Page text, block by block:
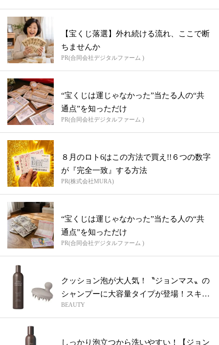
【宝くじ落選】外れ続ける流れ、ここで断
ちませんか
PR(合同会社デジタルファーム )
“宝くじは運じゃなかった”当たる人の“共
通点”を知っただけ
PR(合同会社デジタルファーム )
８月のロト6はこの方法で買え!!６つの数字
が『完全一致』する方法
PR(株式会社MURA)
“宝くじは運じゃなかった”当たる人の“共
通点”を知っただけ
PR(合同会社デジタルファーム )
クッション泡が大人気！〝ジョンマス〟の
シャンプーに大容量タイプが登場！スキャ
ルプ...
BEAUTY
しっかり泡立つから洗いやすい！【ジョン